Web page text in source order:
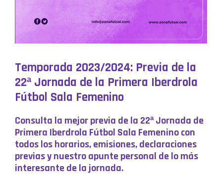
Temporada 2023/2024: Previa de la
22ª Jornada de la Primera Iberdrola
Fútbol Sala Femenino
Consulta la mejor previa de la 22ª Jornada de
Primera Iberdrola Fútbol Sala Femenino con
todos los horarios, emisiones, declaraciones
previas y nuestro apunte personal de lo más
interesante de la jornada.